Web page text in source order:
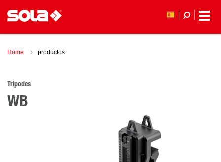
Home productos
Trípodes
WB